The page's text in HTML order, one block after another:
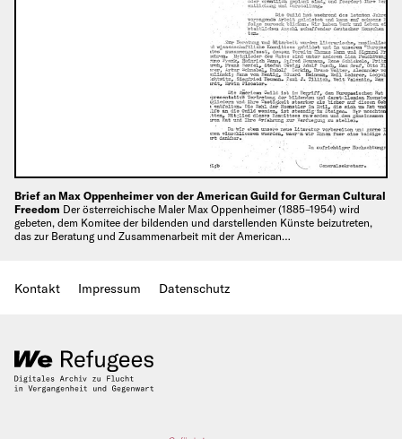
Brief an Max Oppenheimer von der American Guild for German Cultural
Freedom Der österreichische Maler Max Oppenheimer (1885–1954) wird
gebeten, dem Komitee der bildenden und darstellenden Künste beizutreten,
das zur Beratung und Zusammenarbeit mit der American…
Kontakt Impressum Datenschutz